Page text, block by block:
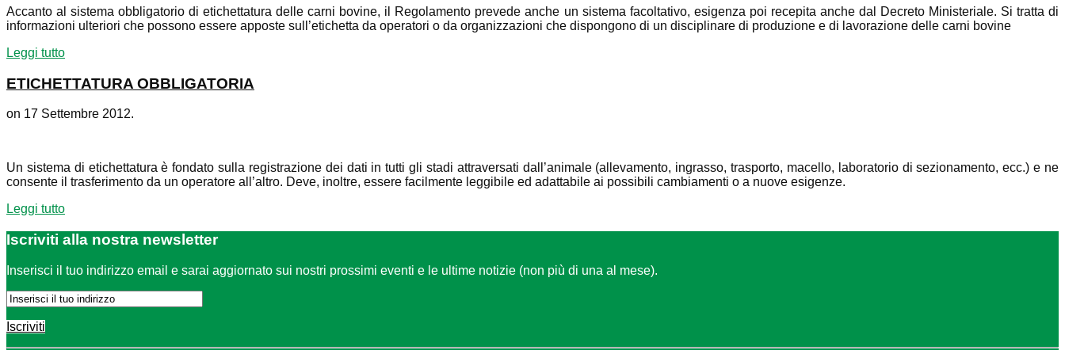
Accanto al sistema obbligatorio di etichettatura delle carni bovine, il Regolamento prevede anche un sistema facoltativo, esigenza poi recepita anche dal Decreto Ministeriale. Si tratta di
informazioni ulteriori che possono essere apposte sull’etichetta da operatori o da organizzazioni che dispongono di un disciplinare di produzione e di lavorazione delle carni bovine
Leggi tutto
ETICHETTATURA OBBLIGATORIA
on 17 Settembre 2012.
Un sistema di etichettatura è fondato sulla registrazione dei dati in tutti gli stadi attraversati dall’animale (allevamento, ingrasso, trasporto, macello, laboratorio di sezionamento, ecc.) e ne
consente il trasferimento da un operatore all’altro. Deve, inoltre, essere facilmente leggibile ed adattabile ai possibili cambiamenti o a nuove esigenze.
Leggi tutto
Iscriviti alla nostra newsletter
Inserisci il tuo indirizzo email e sarai aggiornato sui nostri prossimi eventi e le ultime notizie (non più di una al mese).
Iscriviti